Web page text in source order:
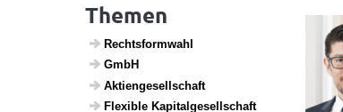
Themen
Rechts­form­wahl
GmbH
Akti­en­ge­sell­schaft
Flexible Kapi­tal­ge­sell­schaft